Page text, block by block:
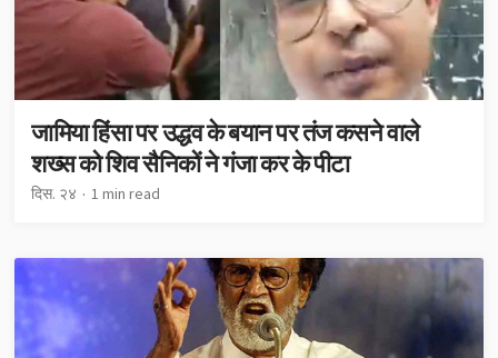
जामिया हिंसा पर उद्धव के बयान पर तंज कसने वाले
शख्स को शिव सैनिकों ने गंजा कर के पीटा
दिस. २४ 1 min read